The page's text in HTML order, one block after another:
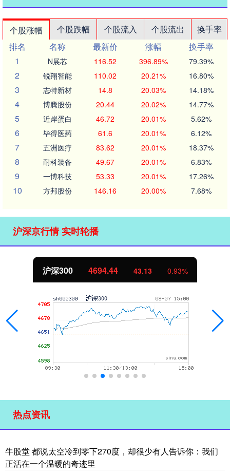
个股涨幅 个股跌幅 个股流入 个股流出
换手率
排名
名称 最新价 涨幅
换手率
1
N展芯 116.52 396.89% 79.39%
2 锐翔智能 110.02 20.21% 16.80%
3 志特新材 14.8 20.03% 14.18%
4 博腾股份 20.44 20.02% 14.77%
5 近岸蛋白 46.72 20.01% 5.62%
6 毕得医药 61.6 20.01% 6.12%
7 五洲医疗 83.62 20.01% 18.37%
8 耐科装备 49.67 20.01% 6.83%
9 一博科技 53.33 20.01% 17.26%
10 方邦股份 146.16 20.00% 7.68%
沪深京行情 实时轮播
北证50 1134.24 11.37 1.01%
热点资讯
牛股堂 都说太空冷到零下270度，却很少有人告诉你：我们
正活在一个温暖的奇迹里